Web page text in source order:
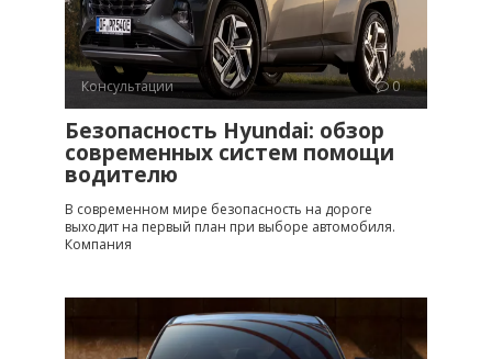
Консультации 0
Безопасность Hyundai: обзор
современных систем помощи
водителю
В современном мире безопасность на дороге
выходит на первый план при выборе автомобиля.
Компания